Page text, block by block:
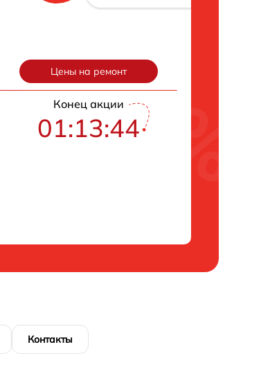
Цены на ремонт
Конец акции
01:13:42
Контакты